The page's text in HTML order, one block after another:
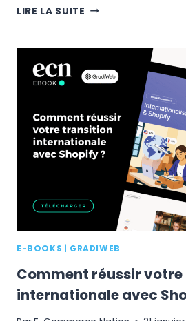
LIRE LA SUITE E-
:
20
TENDANCES
TRANSFORMENT
LA
VENTE
E-BOOKS GRADIWEB
Comment réussir
internationale avec